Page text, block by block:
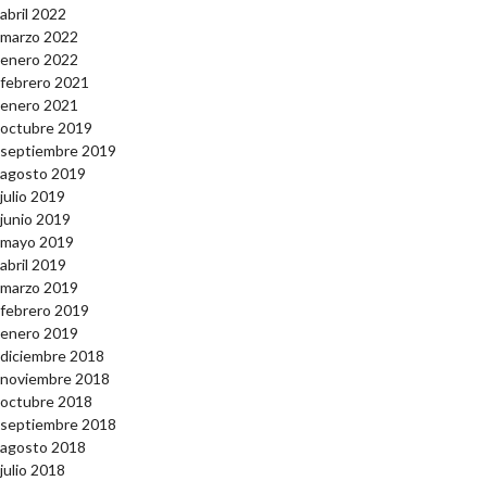
abril 2022
marzo 2022
enero 2022
febrero 2021
enero 2021
octubre 2019
septiembre 2019
agosto 2019
julio 2019
junio 2019
mayo 2019
abril 2019
marzo 2019
febrero 2019
enero 2019
diciembre 2018
noviembre 2018
octubre 2018
septiembre 2018
agosto 2018
julio 2018